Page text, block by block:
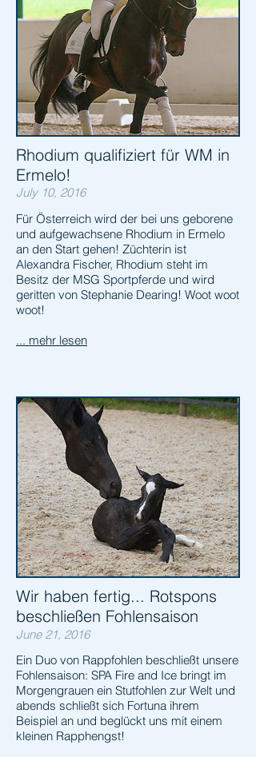
Rhodium qualifiziert für WM in
Ermelo!
July 10, 2016
Für Österreich wird der bei uns geborene
und aufgewachsene Rhodium in Ermelo
an den Start gehen! Züchterin ist
Alexandra Fischer, Rhodium steht im
Besitz der MSG Sportpferde und wird
geritten von Stephanie Dearing! Woot woot
woot!
... mehr lesen
Wir haben fertig... Rotspons
beschließen Fohlensaison
June 21, 2016
Ein Duo von Rappfohlen beschließt unsere
Fohlensaison: SPA Fire and Ice bringt im
Morgengrauen ein Stutfohlen zur Welt und
abends schließt sich Fortuna ihrem
Beispiel an und beglückt uns mit einem
kleinen Rapphengst!